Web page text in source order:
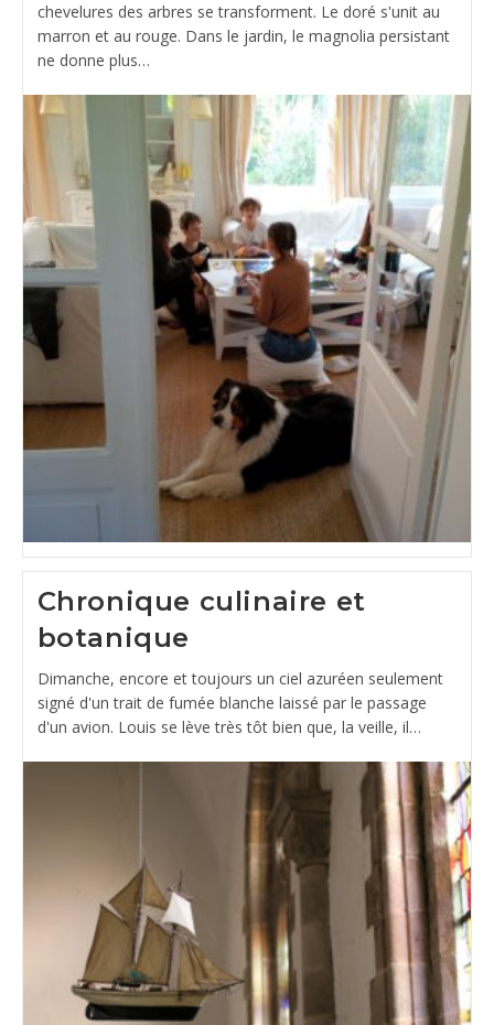
chevelures des arbres se transforment. Le doré s'unit au
marron et au rouge. Dans le jardin, le magnolia persistant
ne donne plus…
Chronique culinaire et
botanique
Dimanche, encore et toujours un ciel azuréen seulement
signé d'un trait de fumée blanche laissé par le passage
d'un avion. Louis se lève très tôt bien que, la veille, il…